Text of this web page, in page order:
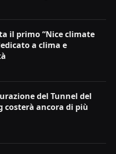
il primo “Nice climate
a clima e
del Tunnel del
costerà ancora di più